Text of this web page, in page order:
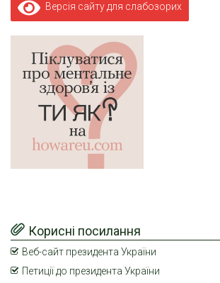
Версія сайту для слабозорих
Корисні посилання
Веб-сайт президента України
Петиції до президента України